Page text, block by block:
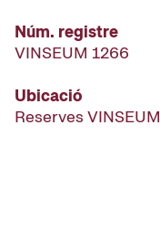
Núm. registre
VINSEUM 1266
Ubicació
Reserves VINSEUM